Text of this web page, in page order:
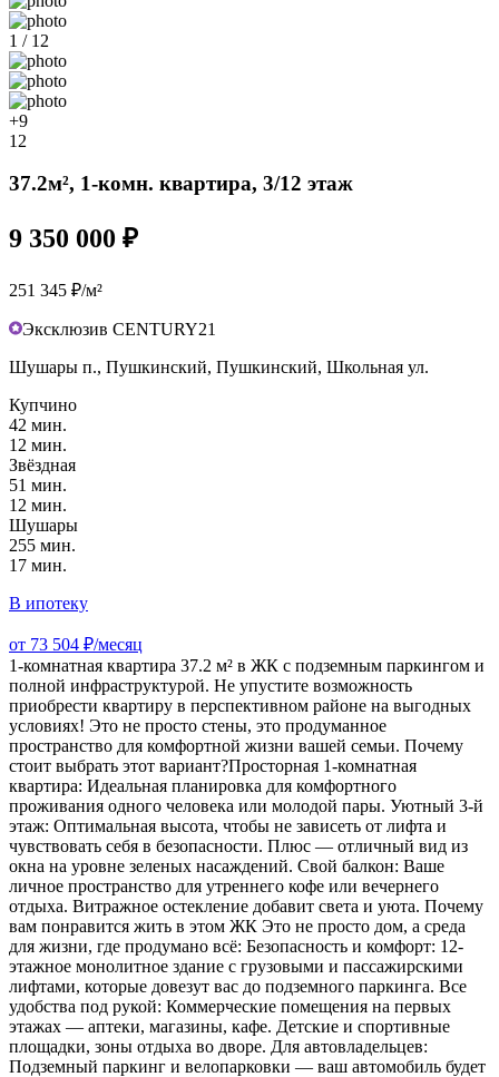
1 / 12
+9
12
37.2м², 1-комн. квартира, 3/12 этаж
9 350 000 ₽
251 345 ₽/м²
Эксклюзив CENTURY21
Шушары п., Пушкинский, Пушкинский, Школьная ул.
Купчино
42 мин.
12 мин.
Звёздная
51 мин.
12 мин.
Шушары
255 мин.
17 мин.
В ипотеку
от 73 504 ₽/месяц
1-комнатная квартира 37.2 м² в ЖК с подземным паркингом и
полной инфраструктурой. Не упустите возможность
приобрести квартиру в перспективном районе на выгодных
условиях! Это не просто стены, это продуманное
пространство для комфортной жизни вашей семьи. Почему
стоит выбрать этот вариант?Просторная 1-комнатная
квартира: Идеальная планировка для комфортного
проживания одного человека или молодой пары. Уютный 3-й
этаж: Оптимальная высота, чтобы не зависеть от лифта и
чувствовать себя в безопасности. Плюс — отличный вид из
окна на уровне зеленых насаждений. Свой балкон: Ваше
личное пространство для утреннего кофе или вечернего
отдыха. Витражное остекление добавит света и уюта. ️Почему
вам понравится жить в этом ЖК Это не просто дом, а среда
для жизни, где продумано всё: Безопасность и комфорт: 12-
этажное монолитное здание с грузовыми и пассажирскими
лифтами, которые довезут вас до подземного паркинга. Все
удобства под рукой: Коммерческие помещения на первых
этажах — аптеки, магазины, кафе. Детские и спортивные
площадки, зоны отдыха во дворе. Для автовладельцев:
Подземный паркинг и велопарковки — ваш автомобиль будет